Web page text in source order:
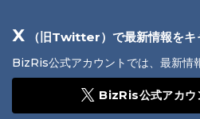
X （旧Twitter）で最新情報をキ
BizRis公式アカウントでは、最新情
BizRis公式アカウ